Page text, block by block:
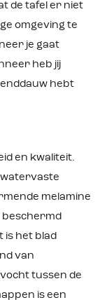
de tafel er niet
omgeving te
je gaat
heb jij
hebt
en kwaliteit.
watervaste
melamine
beschermd
is het blad
van
tussen de
is een